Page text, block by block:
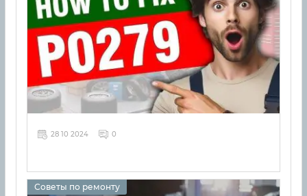
28 10 2024 0
Советы по ремонту